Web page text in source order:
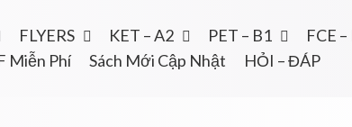
FLYERS KET – A2 PET – B1
FCE
Miễn Phí Sách Mới Cập Nhật HỎI – ĐÁP